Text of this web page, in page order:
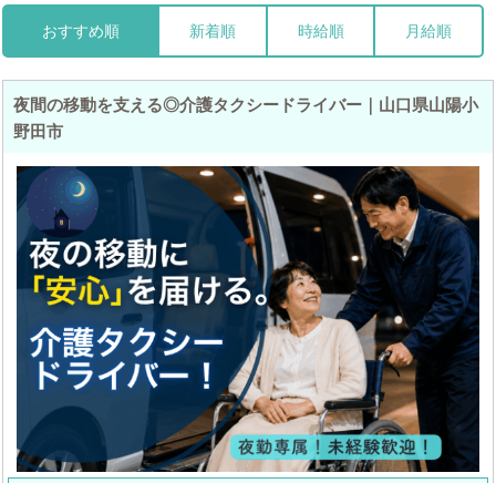
おすすめ順 新着順 時給順 月給順
夜間の移動を支える◎介護タクシードライバー｜山口県山陽小
野田市